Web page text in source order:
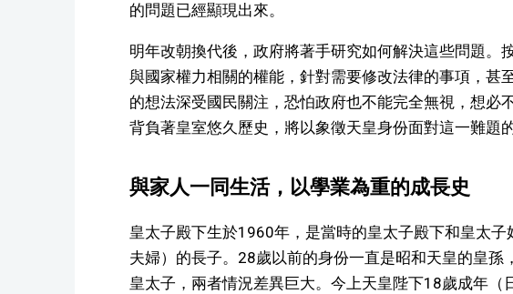
的問題已經顯現出來。
明年改朝換代後，政府將著手研究如何解決這些問題。
與國家權力相關的權能，針對需要修改法律的事項，甚
的想法深受國民關注，恐怕政府也不能完全無視，想必
背負著皇室悠久歷史，將以象徵天皇身份面對這一難題
與家人一同生活，以學業為重的成長史
皇太子殿下生於1960年，是當時的皇太子殿下和皇太
夫婦）的長子。28歲以前的身份一直是昭和天皇的皇孫
皇太子，兩者情況差異巨大。今上天皇陛下18歲成年（